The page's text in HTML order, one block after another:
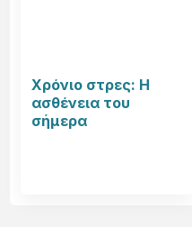
Χρόνιο στρες: Η
ασθένεια του
σήμερα